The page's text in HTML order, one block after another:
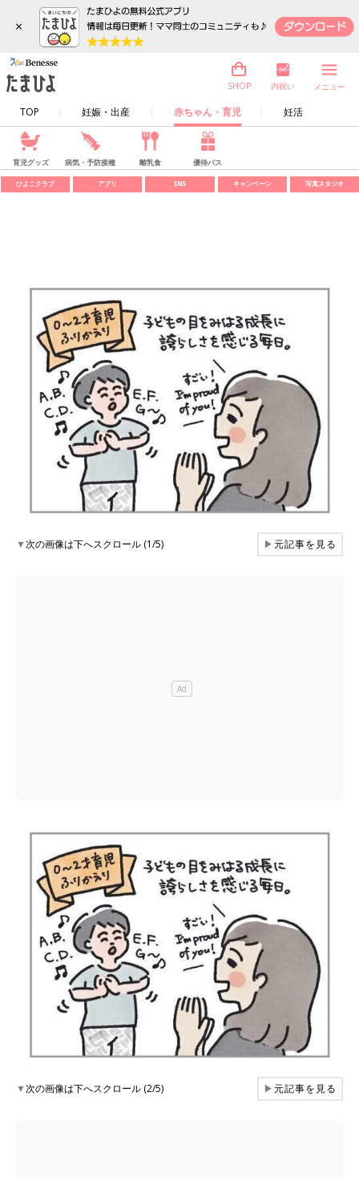
×
TOP 妊娠・出産 赤ちゃん・育児 妊活
SHOP 内祝い メニュー
育児グッズ 病気・予防接種 離乳食 優待パス
ひよこクラブ アプリ SNS キャンペーン 写真スタジオ
▼次の画像は下へスクロール (1/5) ▶元記事を見る
▼次の画像は下へスクロール (2/5) ▶元記事を見る